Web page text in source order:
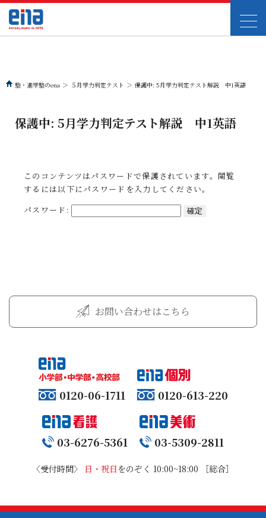
塾・進学塾のena ＞ ５月学力判定テスト ＞ 保護中: 5月学力判定テスト解説 中1英語
保護中: 5月学力判定テスト解説 中1英語
このコンテンツはパスワードで保護されています。閲覧
するには以下にパスワードを入力してください。
パスワード:
お問い合わせはこちら
0120-06-1711 0120-613-220
03-6276-5361 03-5309-2811
〈受付時間〉 日・祝日 をのぞく 10:00~18:00 ［総合］